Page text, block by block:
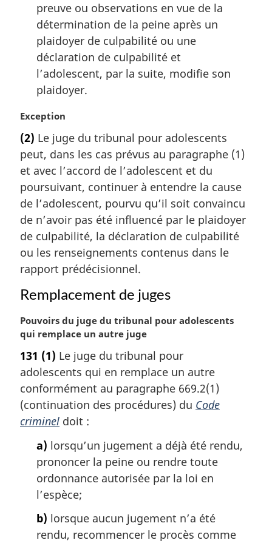
preuve ou observations en vue de la
détermination de la peine après un
plaidoyer de culpabilité ou une
déclaration de culpabilité et
l’adolescent, par la suite, modifie son
plaidoyer.
N
t
e
m
a
r
g
i
n
a
e
:
Exception
(2) Le juge du tribunal pour adolescents
peut, dans les cas prévus au paragraphe (1)
et avec l’accord de l’adolescent et du
poursuivant, continuer à entendre la cause
de l’adolescent, pourvu qu’il soit convaincu
de n’avoir pas été influencé par le plaidoyer
de culpabilité, la déclaration de culpabilité
ou les renseignements contenus dans le
rapport prédécisionnel.
Remplacement de juges
N
o
e
m
a
r
g
i
Pouvoirs du juge du tribunal pour adolescents
qui remplace un autre juge
131 (1) Le juge du tribunal pour
adolescents qui en remplace un autre
conformément au paragraphe 669.2(1)
(continuation des procédures) du Code
criminel doit :
a) lorsqu’un jugement a déjà été rendu,
prononcer la peine ou rendre toute
ordonnance autorisée par la loi en
l’espèce;
b) lorsque aucun jugement n’a été
rendu, recommencer le procès comme